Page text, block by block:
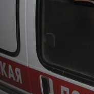
Погода
Спорт
Экономика и
ПРОЕКТЫ